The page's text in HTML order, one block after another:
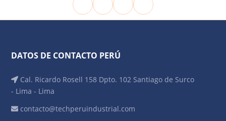
DATOS DE CONTACTO PERÚ
Cal. Ricardo Rosell 158 Dpto. 102 Santiago de Surco
- Lima - Lima
contacto@techperuindustrial.com